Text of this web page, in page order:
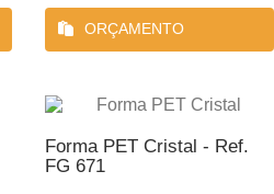
ORÇAMENTO
Forma PET Cristal - Ref.
FG 671